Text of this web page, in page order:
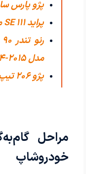
پژو پارس ساده
پراید 111 SE مدل 2009-1388
مدل 2015-1394
پژو 206 تیپ ۵ مدل 2014-1393
مراحل
خودروشاپ